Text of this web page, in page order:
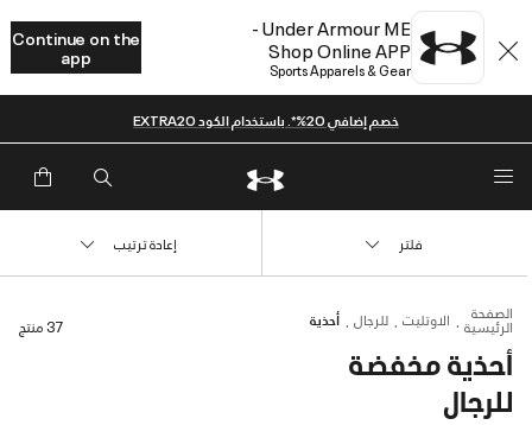
Under Armour ME -
Shop Online APP
Sports Apparels & Gear
Continue on the
app
خصم إضافي 20%*. باستخدام الكود EXTRA20
الصفحة
الرئيسية الاوتليت للرجال أحذية
أحذية مخفضة
للرجال
37 منتج
فلتر إعادة ترتيب